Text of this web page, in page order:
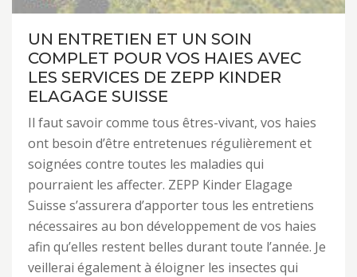
UN ENTRETIEN ET UN SOIN
COMPLET POUR VOS HAIES AVEC
LES SERVICES DE ZEPP KINDER
ELAGAGE SUISSE
Il faut savoir comme tous êtres-vivant, vos haies
ont besoin d’être entretenues régulièrement et
soignées contre toutes les maladies qui
pourraient les affecter. ZEPP Kinder Elagage
Suisse s’assurera d’apporter tous les entretiens
nécessaires au bon développement de vos haies
afin qu’elles restent belles durant toute l’année. Je
veillerai également à éloigner les insectes qui